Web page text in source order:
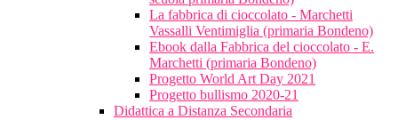
La fabbrica di cioccolato - Marchetti
Vassalli Ventimiglia (primaria Bondeno)
Ebook dalla Fabbrica del cioccolato - E.
Marchetti (primaria Bondeno)
Progetto World Art Day 2021
Progetto bullismo 2020-21
Didattica a Distanza Secondaria